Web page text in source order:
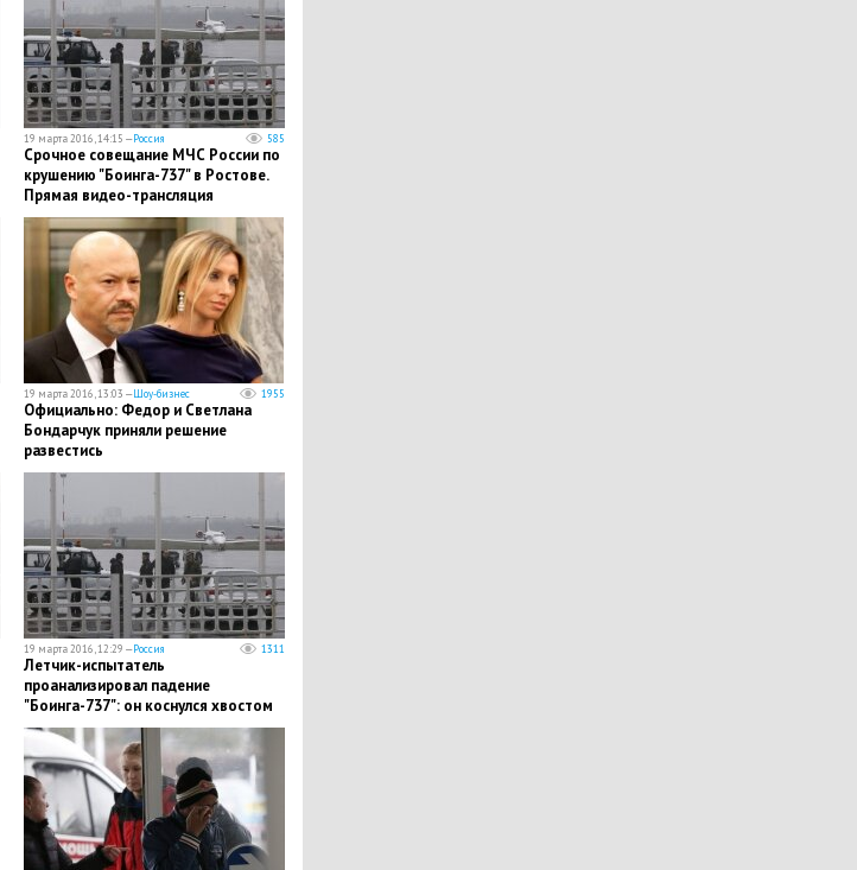
19 марта 2016, 14:15 —Россия 585
Срочное совещание МЧС России по
крушению "Боинга-737" в Ростове.
Прямая видео-трансляция
19 марта 2016, 13:03 —Шоу-бизнес 1955
Официально: Федор и Светлана
Бондарчук приняли решение
развестись
19 марта 2016, 12:29 —Россия 1311
Летчик-испытатель
проанализировал падение
"Боинга-737": он коснулся хвостом
взлетной полосы и рухнул